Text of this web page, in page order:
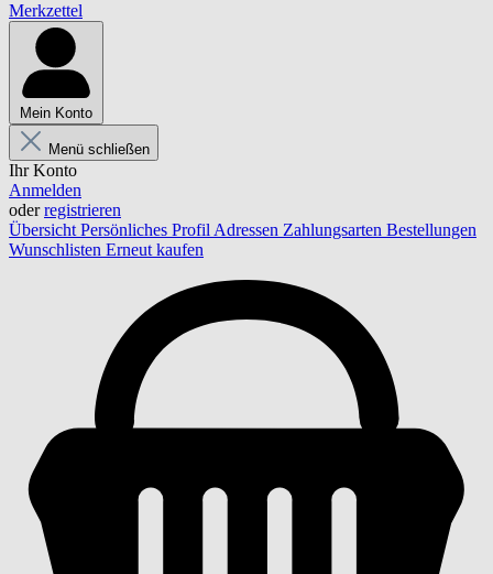
Merkzettel
Mein Konto
Menü schließen
Ihr Konto
Anmelden
oderregistrieren
Übersicht Persönliches Profil Adressen Zahlungsarten Bestellungen
Wunschlisten Erneut kaufen